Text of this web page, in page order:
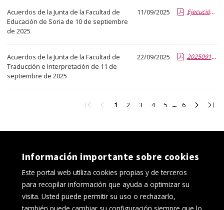
PDF
con
el
detalle
del
anuncio
completo.
Acuerdos de la Junta de la Facultad de
Educación de Soria de 10 de septiembre
de 2025
11/09/2025 Ejecución de Acuerdos Junta de Facultad 10 sept 25.pdf.pdf
Acuerdos de la Junta de la Facultad de
Traducción e Interpretación de 11 de
septiembre de 2025
22/09/2025 20250911_EJECUCION DE ACUERDOS.pdf.pdf
Ir
primera
Ir
página
1 2Ir
página
3
página
4Ir
página
5
página
6Ir
página
Ir
página
Ir
Información importante sobre cookies
Este portal web utiliza cookies propias y de terceros
para recopilar información que ayuda a optimizar su
visita. Usted puede permitir su uso o rechazarlo,